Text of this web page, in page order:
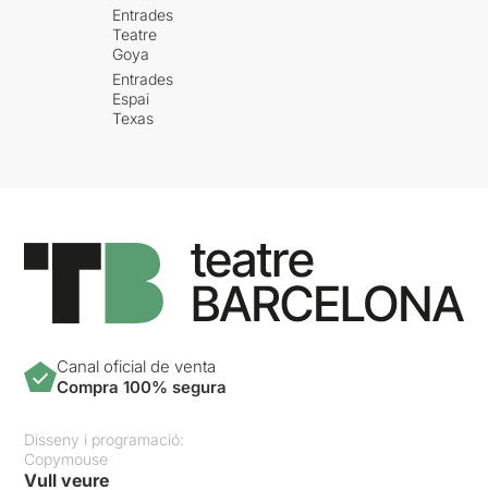
Entrades
Teatre
Goya
Entrades
Espai
Texas
Canal oficial de venta
Compra 100% segura
Disseny i programació:
Copymouse
Vull veure